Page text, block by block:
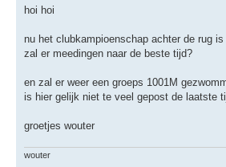
hoi hoi
nu het clubkampioenschap achter de rug
zal er meedingen naar de beste tijd?
en zal er weer een groeps 1001M
is hier gelijk niet te veel gepost de laatste
groetjes wouter
wouter